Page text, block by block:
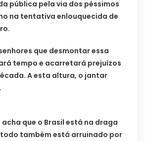
pública pela via dos péssimos
na tentativa enlouquecida de
que desmontar essa
tempo e acarretará prejuízos
A esta altura, o jantar
que o Brasil está na draga
também está arruinado por